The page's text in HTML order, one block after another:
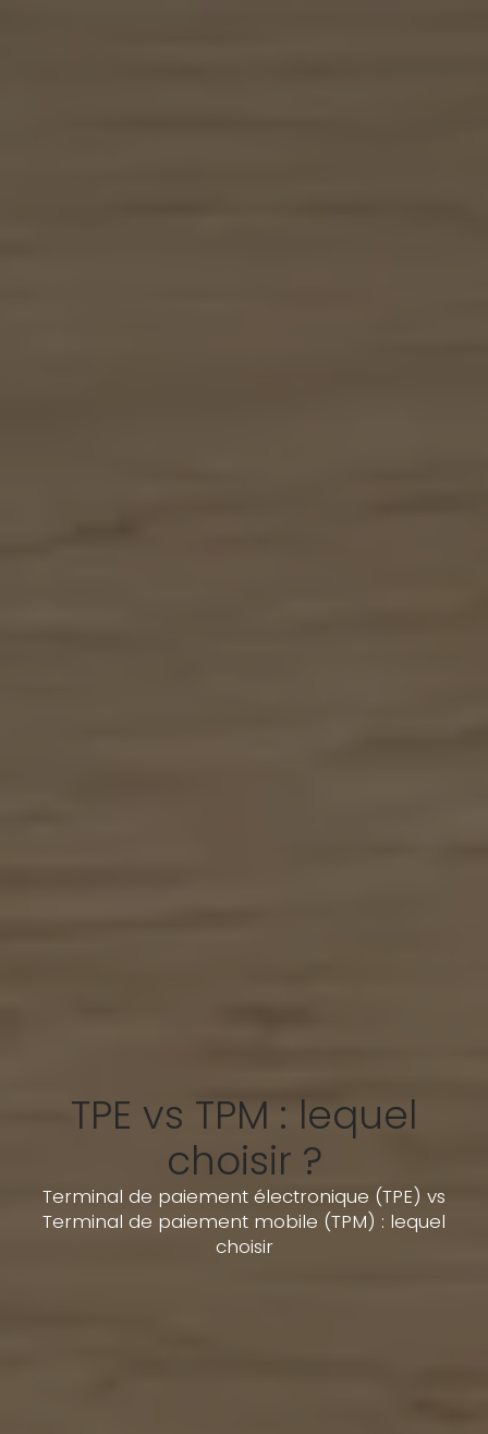
TPE vs TPM : lequel
choisir ?
Terminal de paiement électronique (TPE) vs
Terminal de paiement mobile (TPM) : lequel
choisir